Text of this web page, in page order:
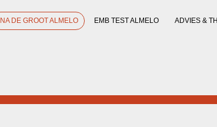
INA DE GROOT ALMELO EMB TEST ALMELO ADVIES &